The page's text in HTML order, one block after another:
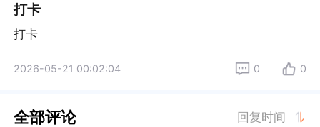
打卡
打卡
2026-05-21 00:02:04 0 0
全部评论 回复时间